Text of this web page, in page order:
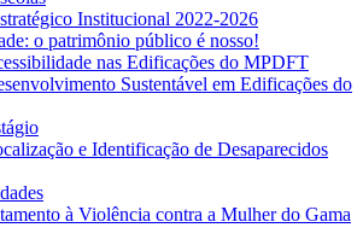
Institucional 2022-2026
o patrimônio público é nosso!
nas Edificações do MPDFT
Sustentável em Edificações do
e Identificação de Desaparecidos
à Violência contra a Mulher do Gama